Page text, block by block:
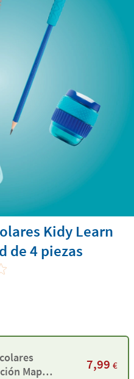
Kidy Learn
de 4 piezas
Maped
7,99 €